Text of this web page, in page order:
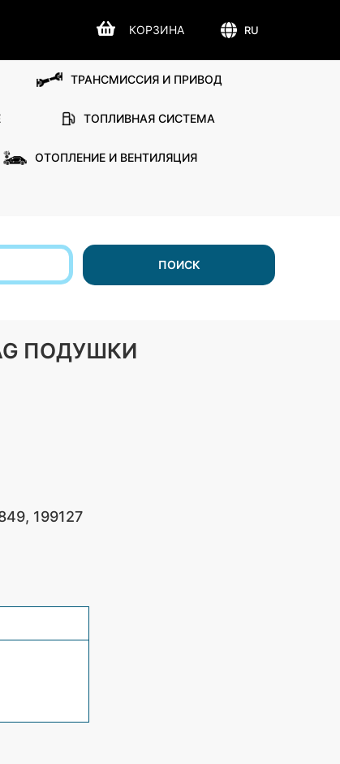
ТРАНСМИССИЯ И ПРИВОД
ТОПЛИВНАЯ СИСТЕМА
ОТОПЛЕНИЕ И ВЕНТИЛЯЦИЯ
ПОИСК
ПОДУШКИ
199127
RU
КОРЗИНА